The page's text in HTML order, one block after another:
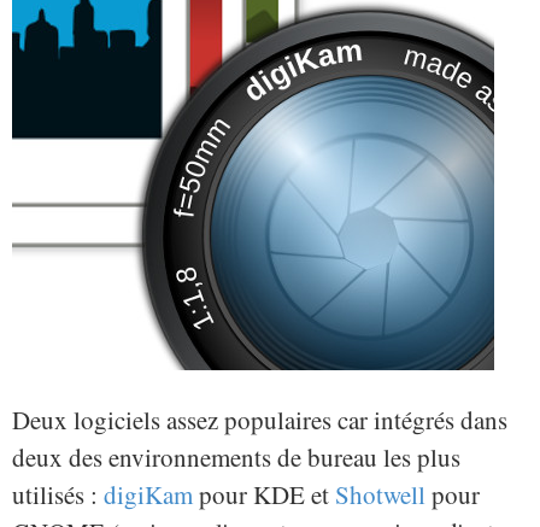
Deux logiciels assez populaires car intégrés dans
deux des environnements de bureau les plus
utilisés : digiKam pour KDE et Shotwell pour